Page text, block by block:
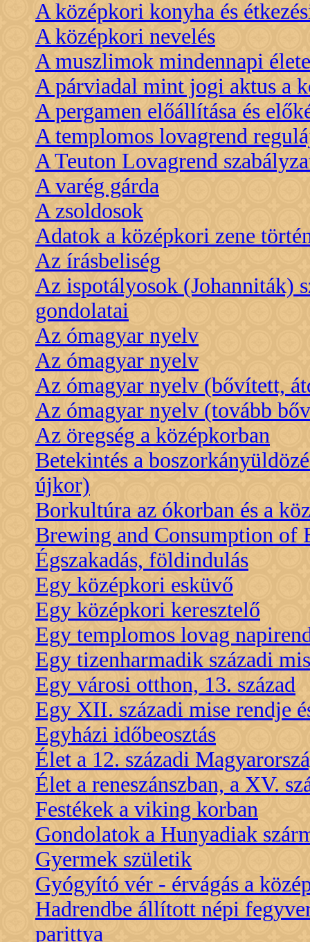
A középkori konyha és
A középkori nevelés
A muszlimok mindennapi
A párviadal mint jogi aktus a
A pergamen előállítása és
A templomos lovagrend
A Teuton Lovagrend
A varég gárda
A zsoldosok
Adatok a középkori zene
Az írásbeliség
Az ispotályosok (Johanniták)
gondolatai
Az ómagyar nyelv
Az ómagyar nyelv
Az ómagyar nyelv (bővített,
Az ómagyar nyelv (tovább
Az öregség a középkorban
Betekintés a
újkor)
Borkultúra az ókorban és a
Brewing and Consumption of
Égszakadás, földindulás
Egy középkori esküvő
Egy középkori keresztelő
Egy templomos lovag
Egy tizenharmadik századi
Egy városi otthon, 13. század
Egy XII. századi mise rendje
Egyházi időbeosztás
Élet a 12. századi
Élet a reneszánszban, a XV.
Festékek a viking korban
Gondolatok a Hunyadiak
Gyermek születik
Gyógyító vér - érvágás a
Hadrendbe állított népi
parittya